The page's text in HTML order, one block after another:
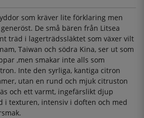
som kräver lite förklaring men
De små bären från Litsea
träd i lagerträdssläktet som växer vilt
Taiwan och södra Kina, ser ut som
,men smakar inte alls som
Inte den syrliga, kantiga citron
utan en rund och mjuk citruston
och ett varmt, ingefärslikt djup
i texturen, intensiv i doften och med